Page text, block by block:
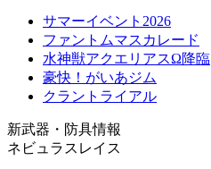
サマーイベント2026
ファントムマスカレード
水神獣アクエリアスΩ降臨
豪快！がいあジム
クラントライアル
新武器・防具情報
ネビュラスレイス